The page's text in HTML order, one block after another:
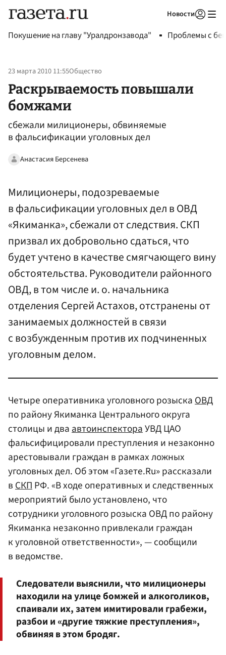
Новости
Покушение на главу "Уралдронзавода" Проблемы с
23 марта 2010 11:55Общество
Раскрываемость повышали
бомжами
сбежали милиционеры, обвиняемые
в фальсификации уголовных дел
Анастасия Берсенева
Милиционеры, подозреваемые
в фальсификации уголовных дел в ОВД
«Якиманка», сбежали от следствия. СКП
призвал их добровольно сдаться, что
будет учтено в качестве смягчающего вину
обстоятельства. Руководители районного
ОВД, в том числе и. о. начальника
отделения Сергей Астахов, отстранены от
занимаемых должностей в связи
с возбужденным против их подчиненных
уголовным делом.
Четыре оперативника уголовного розыска ОВД
по району Якиманка Центрального округа
столицы и два автоинспектораУВД ЦАО
фальсифицировали преступления и незаконно
арестовывали граждан в рамках ложных
уголовных дел. Об этом «Газете.Ru» рассказали
в СКП РФ. «В ходе оперативных и следственных
мероприятий было установлено, что
сотрудники уголовного розыска ОВД по району
Якиманка незаконно привлекали граждан
к уголовной ответственности», — сообщили
в ведомстве.
Следователи выяснили, что милиционеры
находили на улице бомжей и алкоголиков,
спаивали их, затем имитировали грабежи,
разбои и «другие тяжкие преступления»,
обвиняя в этом бродяг.